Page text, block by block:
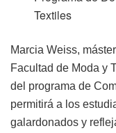
Textiles
Marcia Weiss,
Facultad de Moda y
del programa de
permitirá a los
galardonados y